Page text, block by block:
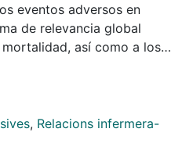
eventos adversos en
de relevancia global
así como a los
salud pública. En un
es el profesional de la salud
El fenómeno de la
graves repercusiones
, Relacions infermera-